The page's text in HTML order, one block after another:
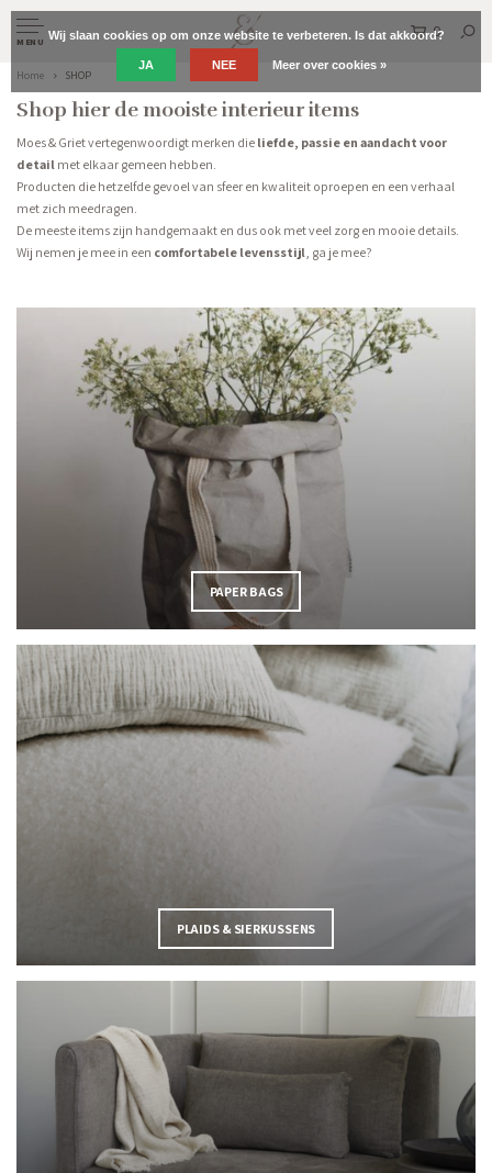
MENU
0
Home SHOP
Shop hier de mooiste interieur items
Moes & Griet vertegenwoordigt merken die liefde, passie en aandacht voor
detail met elkaar gemeen hebben.
Producten die hetzelfde gevoel van sfeer en kwaliteit oproepen en een verhaal
met zich meedragen.
De meeste items zijn handgemaakt en dus ook met veel zorg en mooie details.
Wij nemen je mee in een comfortabele levensstijl, ga je mee?
PAPER BAGS
PLAIDS & SIERKUSSENS
Wij slaan cookies op om onze website te verbeteren. Is dat akkoord?
JA NEE Meer over cookies »